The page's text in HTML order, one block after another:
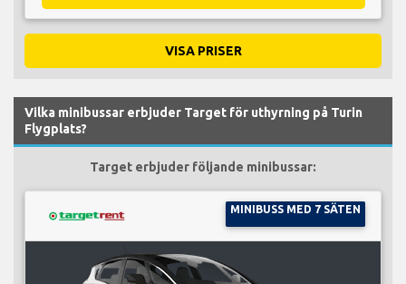
VISA PRISER
Vilka minibussar erbjuder Target för uthyrning på Turin
Flygplats?
Target erbjuder följande minibussar:
MINIBUSS MED 7 SÄTEN